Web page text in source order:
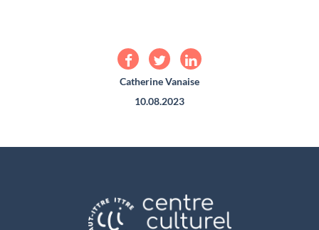
Catherine Vanaise
10.08.2023